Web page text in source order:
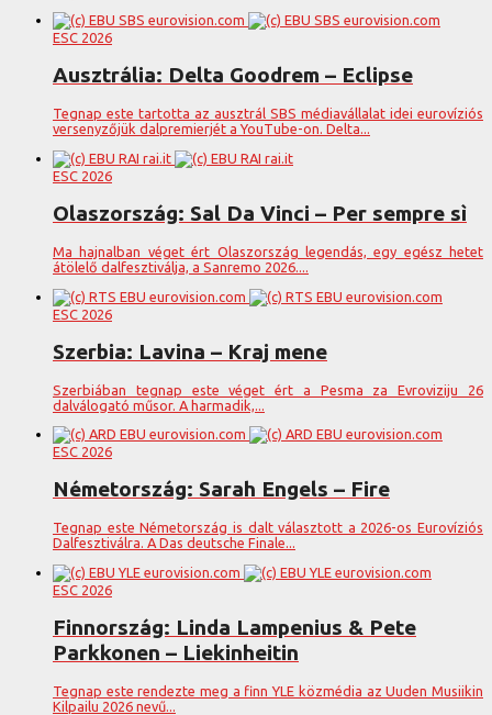
ESC 2026
Ausztrália: Delta Goodrem – Eclipse
Tegnap este tartotta az ausztrál SBS médiavállalat idei eurovíziós
versenyzőjük dalpremierjét a YouTube-on. Delta...
ESC 2026
Olaszország: Sal Da Vinci – Per sempre sì
Ma hajnalban véget ért Olaszország legendás, egy egész hetet
átölelő dalfesztiválja, a Sanremo 2026....
ESC 2026
Szerbia: Lavina – Kraj mene
Szerbiában tegnap este véget ért a Pesma za Evroviziju 26
dalválogató műsor. A harmadik,...
ESC 2026
Németország: Sarah Engels – Fire
Tegnap este Németország is dalt választott a 2026-os Eurovíziós
Dalfesztiválra. A Das deutsche Finale...
ESC 2026
Finnország: Linda Lampenius & Pete
Parkkonen – Liekinheitin
Tegnap este rendezte meg a finn YLE közmédia az Uuden Musiikin
Kilpailu 2026 nevű...